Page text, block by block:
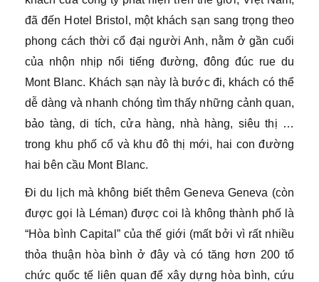
đã đến Hotel Bristol, một khách sạn sang trọng theo
phong cách thời cổ đại người Anh, nằm ở gần cuối
của nhộn nhịp nổi tiếng đường, đông đúc rue du
Mont Blanc. Khách sạn này là bước đi, khách có thể
dễ dàng và nhanh chóng tìm thấy những cảnh quan,
bảo tàng, di tích, cửa hàng, nhà hàng, siêu thị …
trong khu phố cổ và khu đô thị mới, hai con đường
hai bên cầu Mont Blanc.
Đi du lịch mà không biết thêm Geneva Geneva (còn
được gọi là Léman) được coi là không thành phố là
“Hòa bình Capital” của thế giới (mất bởi vì rất nhiều
thỏa thuận hòa bình ở đây và có tăng hơn 200 tổ
chức quốc tế liên quan để xây dựng hòa bình, cứu